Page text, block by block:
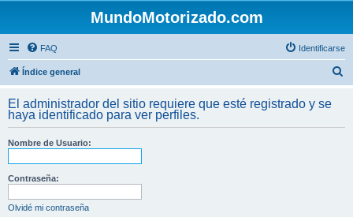
MundoMotorizado.com
FAQ Identificarse
Índice general
c
El administrador del sitio requiere que esté registrado y se
haya identificado para ver perfiles.
Nombre de Usuario:
Contraseña:
Olvidé mi contraseña